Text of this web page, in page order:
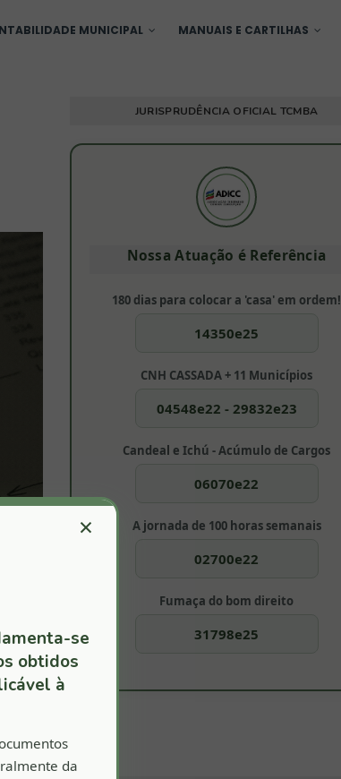
MUNICIPAL MANUAIS E CARTILHAS
JURISPRUDÊNCIA OFICIAL TCMBA
Nossa Atuação é Referência
180 dias para colocar a 'casa' em ordem!
14350e25
CNH CASSADA + 11 Municípios
04548e22 - 29832e23
Candeal e Ichú - Acúmulo de Cargos
06070e22
A jornada de 100 horas semanais
02700e22
Fumaça do bom direito
31798e25
×
se
obtidos
à
da